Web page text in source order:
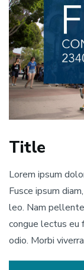
Title
Lorem ipsum
Fusce ipsum
leo. Nam
congue lectus eu
odio. Morbi